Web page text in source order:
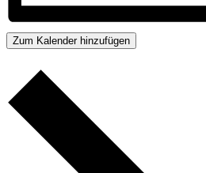
Zum Kalender hinzufügen